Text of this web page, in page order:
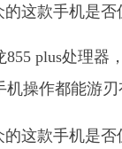
855 plus处理
操作都能游刃